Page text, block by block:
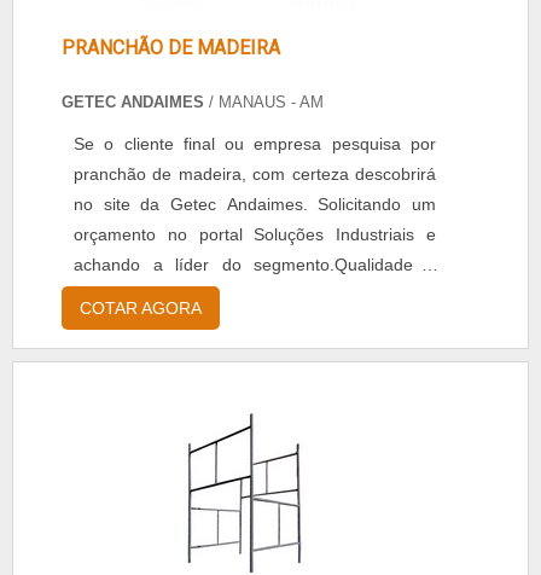
PRANCHÃO DE MADEIRA
GETEC ANDAIMES / MANAUS - AM
Se o cliente final ou empresa pesquisa por
pranchão de madeira, com certeza descobrirá
no site da Getec Andaimes. Solicitando um
orçamento no portal Soluções Industriais e
achando a líder do segmento.Qualidade é
aqui! Quando o quesito é pranchão de
madeira, na Getec Andaimes irá encontrar
andaimes.DIFERENCIAIS IMPORTANTES DE
PRANCHÃO DE MADEIRAA Getec Andaimes
COTAR AGORA